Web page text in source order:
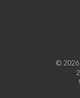
© 2026